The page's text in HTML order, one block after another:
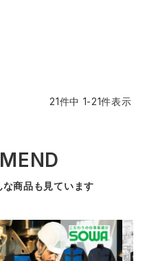
21件中 1-21件表示
商品も見ています